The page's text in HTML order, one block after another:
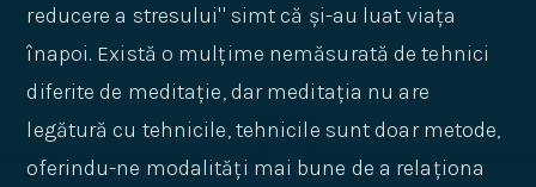
reducere a stresului'' simt că și-au luat viața
înapoi. Există o mulțime nemăsurată de tehnici
diferite de meditație, dar meditația nu are
legătură cu tehnicile, tehnicile sunt doar metode,
oferindu-ne modalități mai bune de a relaționa